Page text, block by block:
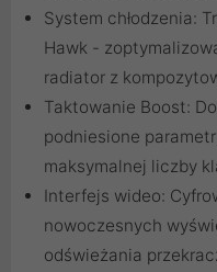
System chłodzenia:
Hawk -
radiator z
Taktowanie Boost:
podniesione
maksymalnej liczby
Interfejs wideo:
nowoczesnych
odświeżania